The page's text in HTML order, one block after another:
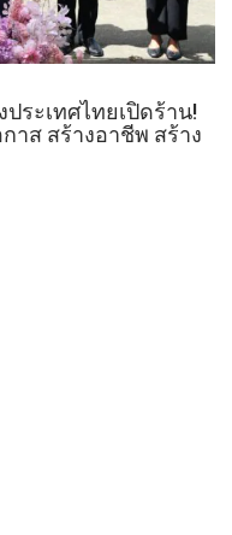
ระเทศไทยเปิดร้าน!
าส สร้างอาชีพ สร้าง